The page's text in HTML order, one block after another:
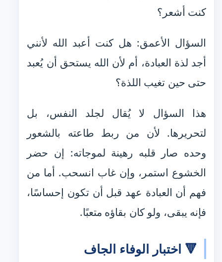
كنت أشعر؟
السؤال الأعمق: هل كنت أعبد الله لأنني
أجد لذة العبادة، أم لأن الله يستحق أن يُعبد
حتى حين تغيب اللذة؟
هذا السؤال لا يُقال لجلد النفس، بل
لتحريرها. لأن من ربط طاعته بالشعور
وحده صار قلبه رهينة لموجاته: إن حضر
الخشوع استمر، وإن غاب انسحب. أما من
فهم أن العبادة عهد قبل أن تكون إحساسًا،
فإنه يبقى، ولو كان بقاؤه متعبًا.
🔻 اختبار الوفاء الجاف